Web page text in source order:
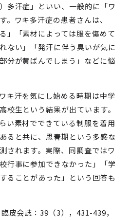
多汗症」といい、一般的に「ワ
。ワキ多汗症の患者さんは、
」「素材によっては服を傷めて
ない」「発汗に伴う臭いが気に
分が黄ばんでしまう」などに悩
キ汗を気にし始める時期は中学
校生という結果が出ています。
い素材でできている制服を着用
ると共に、思春期という多感な
されます。実際、同調査ではワ
行事に参加できなかった」「学
ることがあった」という回答も
皮会誌：39（3），431-439，